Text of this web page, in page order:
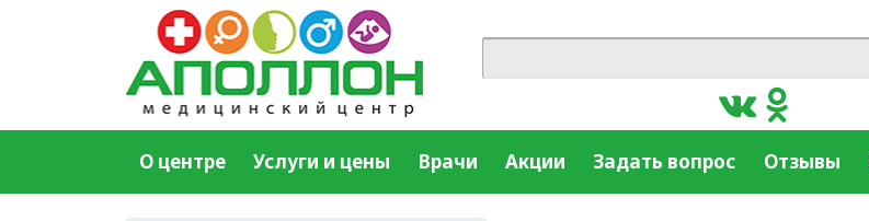
О центре Услуги и цены Врачи Акции Задать вопрос Отзывы